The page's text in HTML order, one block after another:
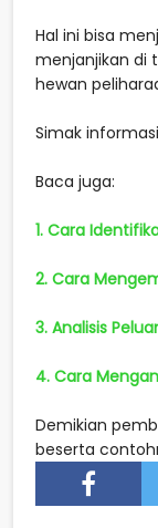
Hal ini bisa
menjanjikan di
hewan
Simak
Baca juga:
1. Cara
2. Cara
3. Analisis
4. Cara
Demikian
beserta